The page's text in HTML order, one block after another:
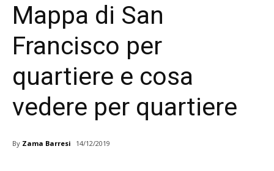
Mappa di San
Francisco per
quartiere e cosa
vedere per quartiere
By Zama Barresi 14/12/2019